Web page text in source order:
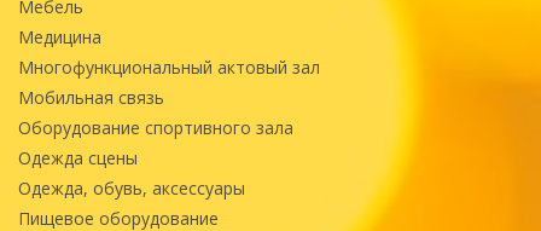
Мебель
Медицина
Многофункциональный актовый зал
Мобильная связь
Оборудование спортивного зала
Одежда сцены
Одежда, обувь, аксессуары
Пищевое оборудование